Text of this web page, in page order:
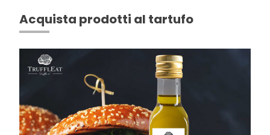
Acquista prodotti al tartufo